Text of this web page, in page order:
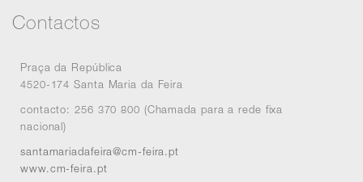
Contactos
Praça da República
4520-174 Santa Maria da Feira
contacto: 256 370 800 (Chamada para a rede fixa
nacional)
santamariadafeira@cm-feira.pt
www.cm-feira.pt